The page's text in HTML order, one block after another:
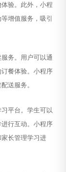
验。此外，小程
增值服务，吸引
务。用户可以通
餐体验。小程序
送服务。
平台。学生可以
行互动。小程序
长管理学习进